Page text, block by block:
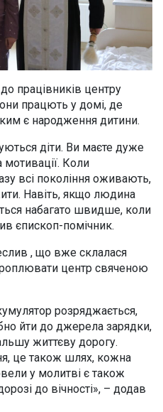
працівників центру
працють у домі, де
є народження дитини.
діти. Ви маєте дуже
мотивації. Коли
всі покоління оживають,
Навіть, якщо людина
набагато швидше, коли
єпископ-помічник.
, що вже склалася
центр свяченою
розряджається,
йти до джерела зарядки,
життєву дорогу.
це також шлях, кожна
у молитві є також
до вічності», – додав